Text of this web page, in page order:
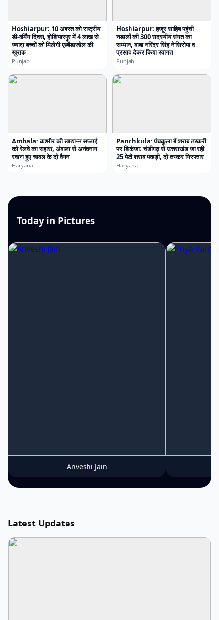
Hoshiarpur: 10 अगस्त को राष्ट्रीय
डी-वर्मिंग दिवस, होशियारपुर में 4 लाख से
ज्यादा बच्चों को मिलेगी एल्बेंडाजोल की
खुराक
Punjab
Hoshiarpur: हजूर साहिब पहुंची
नडालों की 300 सदस्यीय संगत का
सम्मान, बाबा नरिंदर सिंह ने सिरोपा व
प्रसाद देकर किया स्वागत
Punjab
Ambala: कश्मीर की खाद्यान्न सप्लाई
को रेलवे का सहारा, अंबाला से अनंतनाग
रवाना हुए चावल के दो वैगन
Haryana
Panchkula: पंचकूला में शराब तस्करी
पर शिकंजा: चंडीगढ़ से उत्तराखंड जा रही
25 पेटी शराब पकड़ी, दो तस्कर गिरफ्तार
Haryana
Today in Pictures
Anveshi Jain
Latest Updates